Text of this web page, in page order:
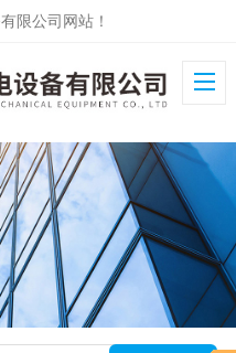
限公司网站！